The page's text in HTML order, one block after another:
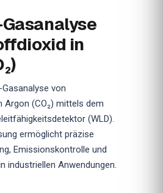
in
von
(CO₂) mittels dem
(WLD).
ermöglicht präzise
Emissionskontrolle und
industriellen Anwendungen.